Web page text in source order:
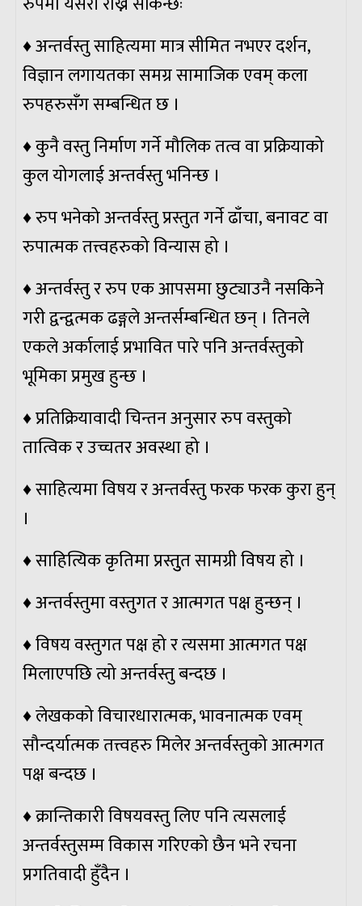
♦ अन्तर्वस्तु साहित्यमा मात्र सीमित नभएर दर्शन,
विज्ञान लगायतका समग्र सामाजिक एवम् कला
रुपहरुसँग सम्बन्धित छ ।
♦ कुनै वस्तु निर्माण गर्ने मौलिक तत्व वा प्रक्रियाको
कुल योगलाई अन्तर्वस्तु भनिन्छ ।
♦ रुप भनेको अन्तर्वस्तु प्रस्तुत गर्ने ढाँचा, बनावट वा
रुपात्मक तत्त्वहरुको विन्यास हो ।
♦ अन्तर्वस्तु र रुप एक आपसमा छुट्याउनै नसकिने
गरी द्वन्द्वत्मक ढङ्गले अन्तर्सम्बन्धित छन् । तिनले
एकले अर्कालाई प्रभावित पारे पनि अन्तर्वस्तुको
भूमिका प्रमुख हुन्छ ।
♦ प्रतिक्रियावादी चिन्तन अनुसार रुप वस्तुको
तात्विक र उच्चतर अवस्था हो ।
♦ साहित्यमा विषय र अन्तर्वस्तु फरक फरक कुरा हुन्
।
♦ साहित्यिक कृतिमा प्रस्तुुत सामग्री विषय हो ।
♦ अन्तर्वस्तुमा वस्तुगत र आत्मगत पक्ष हुन्छन् ।
♦ विषय वस्तुगत पक्ष हो र त्यसमा आत्मगत पक्ष
मिलाएपछि त्यो अन्तर्वस्तु बन्दछ ।
♦ लेखकको विचारधारात्मक, भावनात्मक एवम्
सौन्दर्यात्मक तत्त्वहरु मिलेर अन्तर्वस्तुको आत्मगत
पक्ष बन्दछ ।
♦ क्रान्तिकारी विषयवस्तु लिए पनि त्यसलाई
अन्तर्वस्तुसम्म विकास गरिएको छैन भने रचना
प्रगतिवादी हुँदैन ।